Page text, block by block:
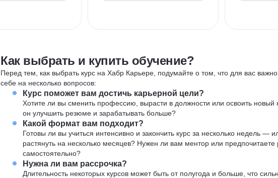
Как выбрать и купить обучение?
Перед тем, как выбрать курс на Хабр Карьере, подумайте о том, что для вас важно
себе на несколько вопросов:
Курс поможет вам достичь карьерной цели?
Хотите ли вы сменить профессию, вырасти в должности или освоить
он улучшить резюме и зарабатывать больше?
Какой формат вам подходит?
Готовы ли вы учиться интенсивно и закончить курс за несколько недель —
растянуть на несколько месяцев? Нужен ли вам ментор или предпочитаете
самостоятельно?
Нужна ли вам рассрочка?
Длительность некоторых курсов может быть от полугода и больше, что